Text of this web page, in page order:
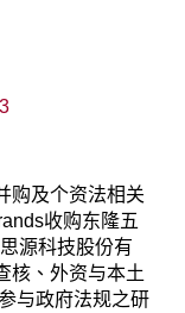
购及个资法相关
收购东隆五
源科技股份有
核、外资与本土
与政府法规之研